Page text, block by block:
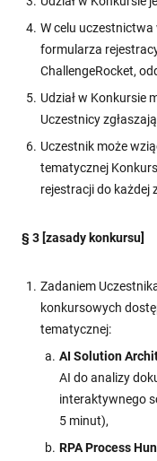
W celu uczestnictwa
formularza
ChallengeRocket,
Udział w Konkursie
Uczestnicy
Uczestnik może
tematycznej
rejestracji do każdej
§ 3 [zasady konkursu]
Zadaniem
konkursowych
tematycznej:
AI Solution
AI do analizy
interaktywnego
5 minut),
RPA Process